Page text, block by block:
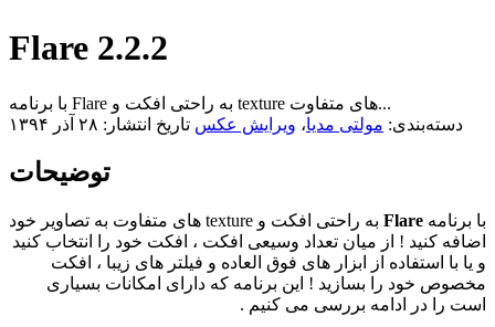
Flare 2.2.2
با برنامه Flare به راحتی افکت و texture های متفاوت...
دسته‌بندی: مولتی مدیا، ویرایش عکس تاریخ انتشار: ۲۸ آذر ۱۳۹۴
توضیحات
با برنامه Flare
به راحتی افکت و texture های متفاوت به تصاویر خود
اضافه کنید ! از میان تعداد وسیعی افکت ، افکت خود را انتخاب کنید
و یا با استفاده از ابزار های فوق العاده و فیلتر های زیبا ، افکت
مخصوص خود را بسازید ! این برنامه که دارای امکانات بسیاری
است را در ادامه بررسی می کنیم .